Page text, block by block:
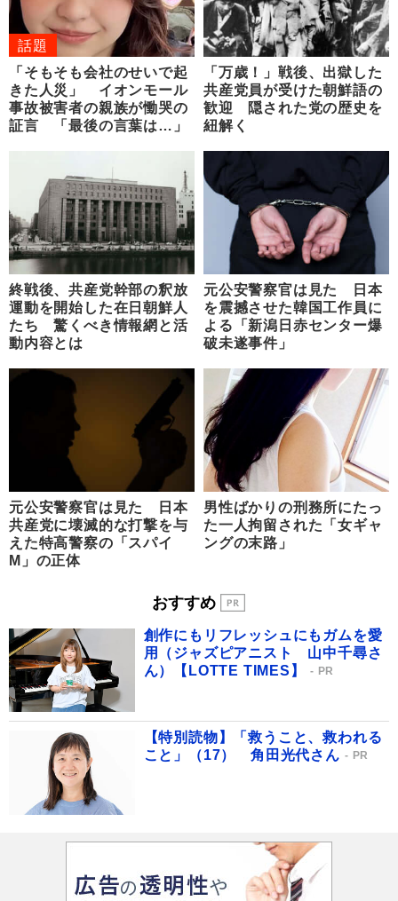
話題
「そもそも会社のせいで起
きた人災」 イオンモール
事故被害者の親族が慟哭の
証言 「最後の言葉は…」
「万歳！」戦後、出獄した
共産党員が受けた朝鮮語の
歓迎 隠された党の歴史を
紐解く
終戦後、共産党幹部の釈放
運動を開始した在日朝鮮人
たち 驚くべき情報網と活
動内容とは
元公安警察官は見た 日本
を震撼させた韓国工作員に
よる「新潟日赤センター爆
破未遂事件」
元公安警察官は見た 日本
共産党に壊滅的な打撃を与
えた特高警察の「スパイ
M」の正体
男性ばかりの刑務所にたっ
た一人拘留された「女ギャ
ングの末路」
おすすめ
創作にもリフレッシュにもガムを愛
用（ジャズピアニスト 山中千尋さ
ん）【LOTTE TIMES】
PR
【特別読物】「救うこと、救われる
こと」（17） 角田光代さん
PR